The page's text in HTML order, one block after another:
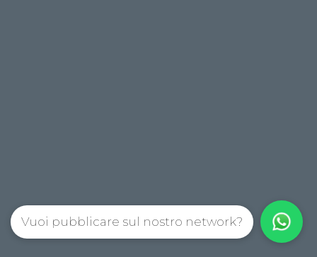
Vuoi pubblicare sul nostro network?